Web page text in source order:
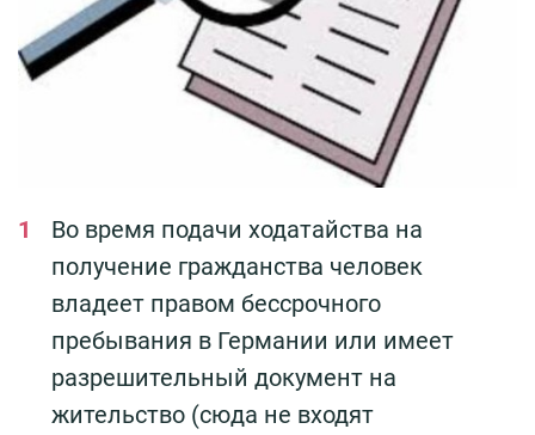
Во время подачи ходатайства на
получение гражданства человек
владеет правом бессрочного
пребывания в Германии или имеет
разрешительный документ на
жительство (сюда не входят